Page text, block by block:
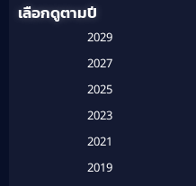
Based on a True
Based on a True
เลือกดูตามปี
2029
2027
2025
2023
2021
2019